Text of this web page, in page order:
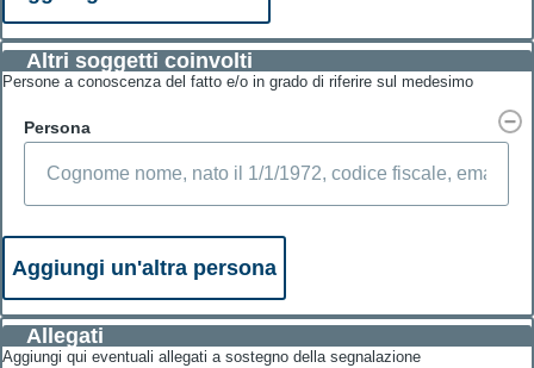
Altri soggetti coinvolti
Persone a conoscenza del fatto e/o in grado di riferire sul medesimo
Persona
Allegati
Aggiungi qui eventuali allegati a sostegno della segnalazione